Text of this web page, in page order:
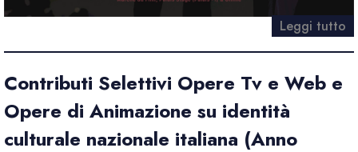
Leggi tutto
Contributi Selettivi Opere Tv e Web e
Opere di Animazione su identità
culturale nazionale italiana (Anno